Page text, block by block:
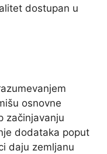
dostupan u
osnovne
začinjavanju
dodataka poput
daju zemljanu